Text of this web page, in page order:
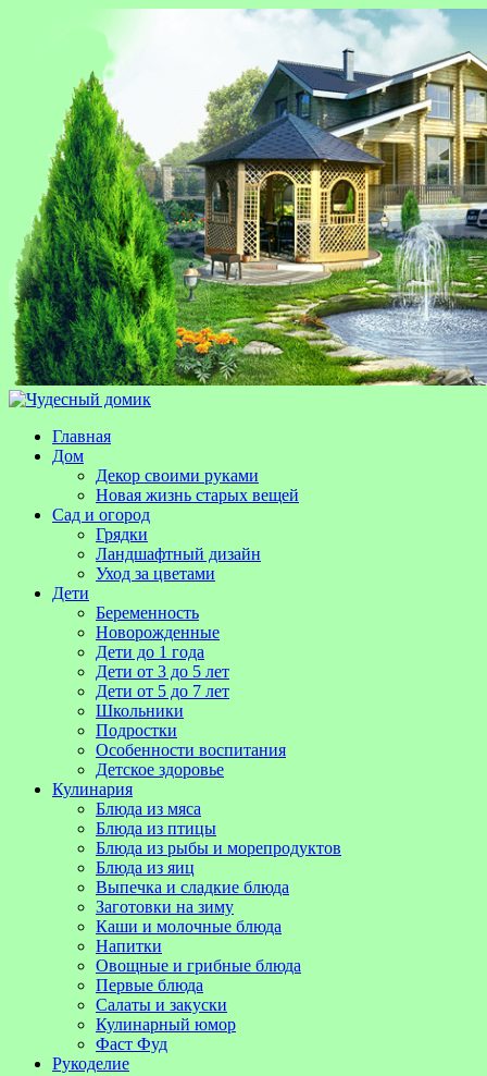
Главная
Дом
Декор своими руками
Новая жизнь старых вещей
Сад и огород
Грядки
Ландшафтный дизайн
Уход за цветами
Дети
Беременность
Новорожденные
Дети до 1 года
Дети от 3 до 5 лет
Дети от 5 до 7 лет
Школьники
Подростки
Особенности воспитания
Детское здоровье
Кулинария
Блюда из мяса
Блюда из птицы
Блюда из рыбы и морепродуктов
Блюда из яиц
Выпечка и сладкие блюда
Заготовки на зиму
Каши и молочные блюда
Напитки
Овощные и грибные блюда
Первые блюда
Салаты и закуски
Кулинарный юмор
Фаст Фуд
Рукоделие